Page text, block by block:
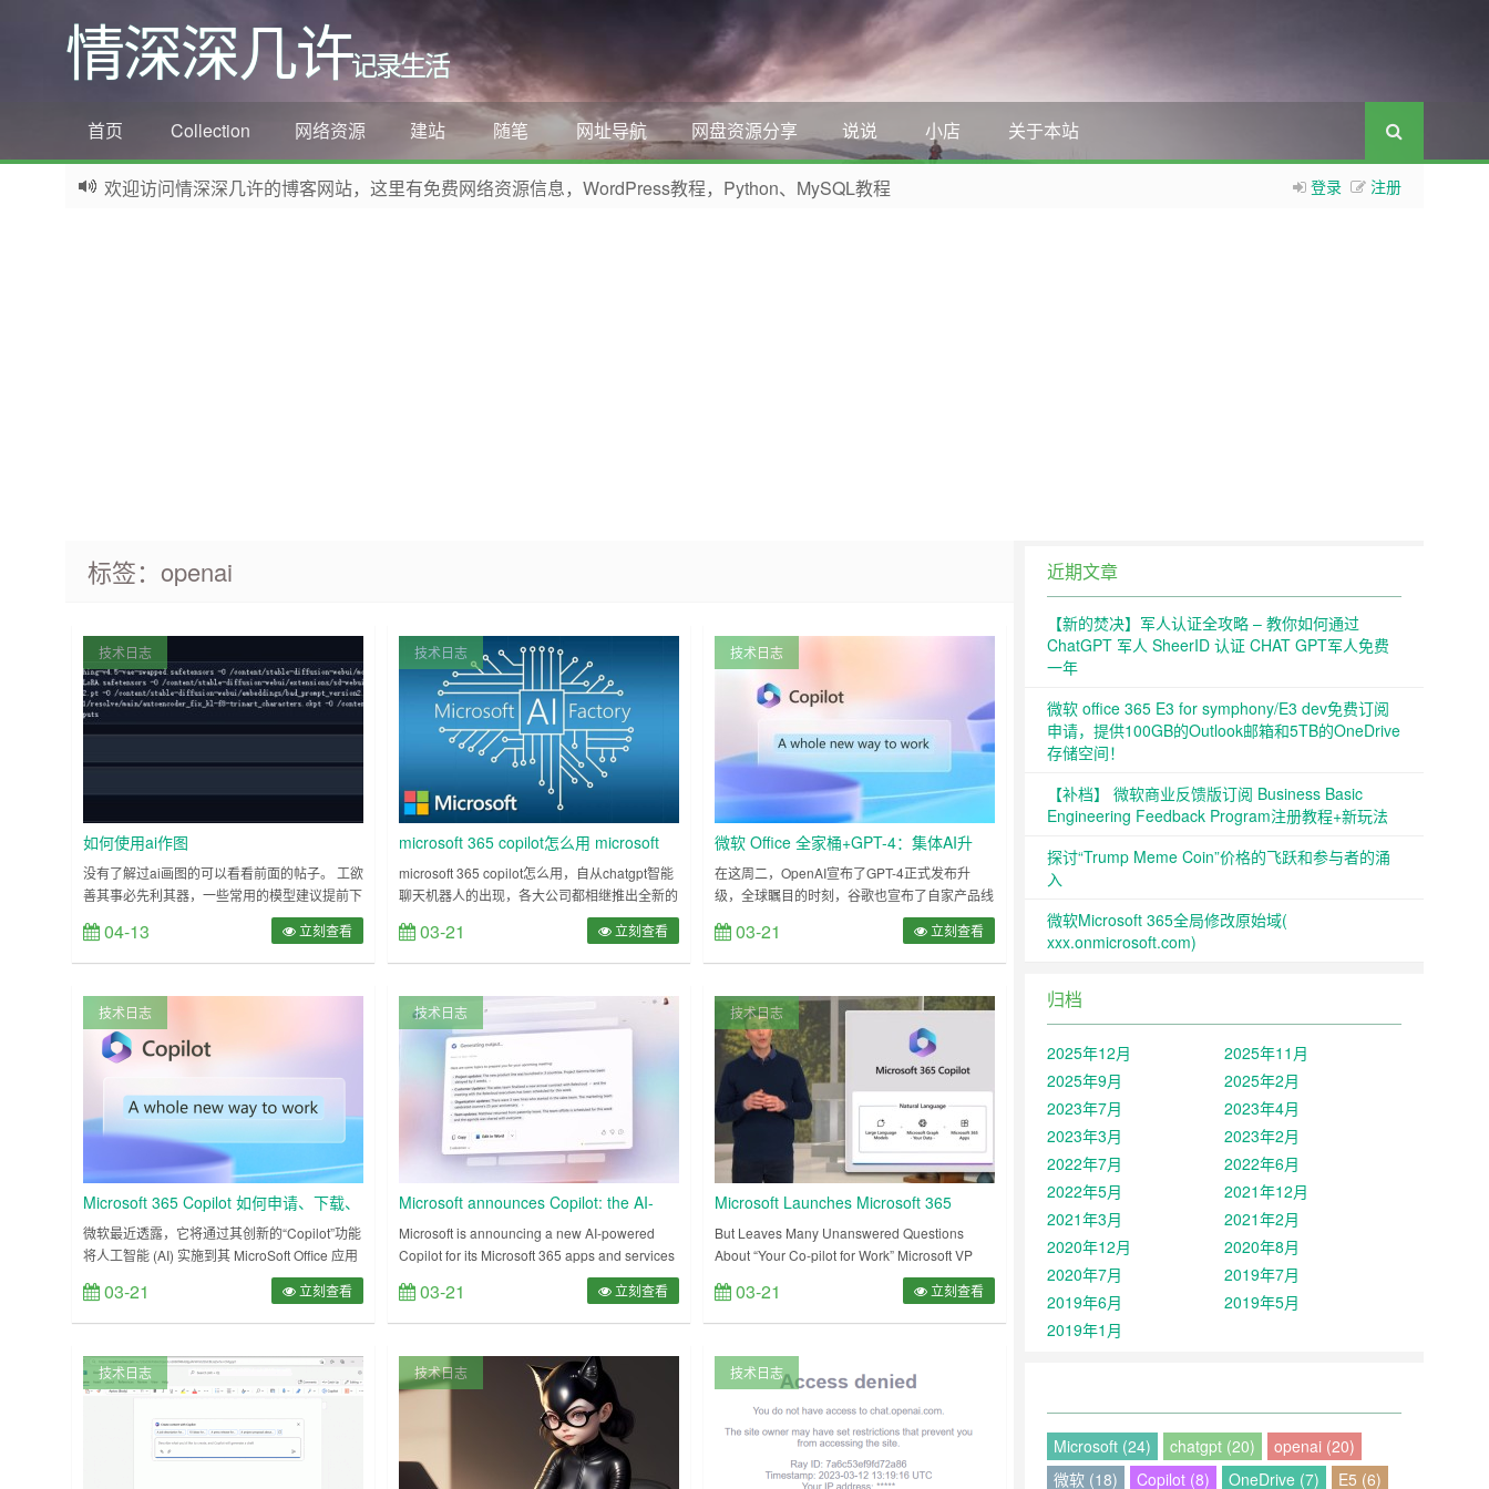
情深深几许记录生活
首页 Collection 网络资源 建站 随笔 网址导航 网盘资源分享 说说 小店 关于本站
登录 注册
欢迎访问情深深几许的博客网站，这里有免费网络资源信息，WordPress教程，Python、MySQL教程
标签：openai
技术日志
如何使用ai作图
没有了解过ai画图的可以看看前面的帖子。 工欲
善其事必先利其器，一些常用的模型建议提前下
好。 colab白piao用户更是如此，强烈建议将常
用模型放谷歌盘，C站H站高峰期速度不稳定，
往往等上半小时下载。 建议先用huggingface下
过来。 wget https://huggingface.co/sta……
04-13 立刻查看
技术日志
microsoft 365 copilot怎么用 microsoft
365 copilot使用方法
microsoft 365 copilot怎么用，自从chatgpt智能
聊天机器人的出现，各大公司都相继推出全新的
ai产品，微软页同样推出了ai产品microsoft 365
copilot，其中为用户提供全新的工作方式，例如
word文档能够总结文档并且提出建议，Excel表
编会详细的告诉大家microsoft 36……
03-21 立刻查看
技术日志
微软 Office 全家桶+GPT-4：集体AI升
级，Copilot小帮手到来
在这周二，OpenAI宣布了GPT-4正式发布升
级，全球瞩目的时刻，谷歌也宣布了自家产品线
中集成AI功能的重磅更新，包括Gmail以及
Google Doc、Sheets、Slides等所有
Workspace办公组件，还开放了自家的大语言模
OpenAI刚发完GPT-4，就马不停蹄召开了一场
AI主题的发布会，Off……
03-21 立刻查看
技术日志
Microsoft 365 Copilot 如何申请、下载、
安装、使用？
微软最近透露，它将通过其创新的“Copilot”功能
将人工智能 (AI) 实施到其 MicroSoft Office 应用
程序中，包括 Word。 这项新功能能够根据用户
提示通过自然语言生成文本，允许用户请求帮助
创建特定主题的报告，同时还能够参考离线源材
撰写文档、制作表格、设计演示文稿等等。但
是，有时候我们也会遇到一……
03-21 立刻查看
技术日志
Microsoft announces Copilot: the AI-
powered future of Office documents
Microsoft is announcing a new AI-powered
Copilot for its Microsoft 365 apps and services
today, designed to assist people with
generating documents, emails, presentations,
and muc……
03-21 立刻查看
技术日志
Microsoft Launches Microsoft 365
Copilot
But Leaves Many Unanswered Questions
About “Your Co-pilot for Work” Microsoft VP
Jared Spataro reveals the inner workings of
Microsoft 365 CoPilot I spent an interesting
afternoo……
03-21 立刻查看
技术日志 技术日志 技术日志
近期文章
【新的焚决】军人认证全攻略 – 教你如何通过
ChatGPT 军人 SheerID 认证 CHAT GPT军人免费
一年
微软 office 365 E3 for symphony/E3 dev免费订阅
申请，提供100GB的Outlook邮箱和5TB的OneDrive
存储空间！
【补档】 微软商业反馈版订阅 Business Basic
Engineering Feedback Program注册教程+新玩法
探讨“Trump Meme Coin”价格的飞跃和参与者的涌
入
微软Microsoft 365全局修改原始域(
xxx.onmicrosoft.com)
归档
2025年12月
2025年11月
2025年9月
2025年2月
2023年7月
2023年4月
2023年3月
2023年2月
2022年7月
2022年6月
2022年5月
2021年12月
2021年3月
2021年2月
2020年12月
2020年8月
2020年7月
2019年7月
2019年6月
2019年5月
2019年1月
Microsoft (24) chatgpt (20)
openai (20)
微软 (18)
Copilot (8) OneDrive (7) E5 (6)